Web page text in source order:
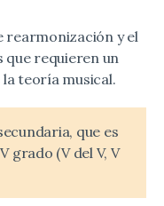
rearmonización y el
que requieren un
teoría musical.
que es
grado (V del V, V